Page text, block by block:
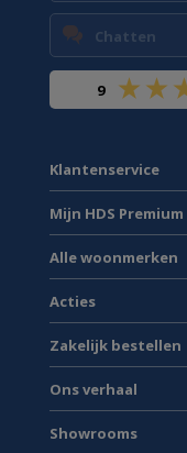
Chatten
9
Klantenservice
Mijn HDS Premium
Alle woonmerken
Acties
Zakelijk bestellen
Ons verhaal
Showrooms